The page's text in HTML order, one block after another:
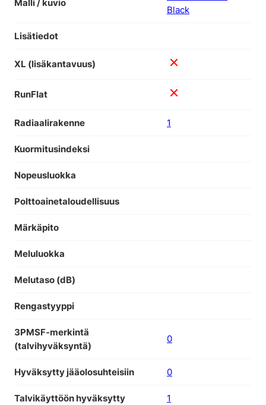
Malli / kuvio
Black
Lisätiedot
XL (lisäkantavuus)
RunFlat
Radiaalirakenne 1
Kuormitusindeksi
Nopeusluokka
Polttoainetaloudellisuus
Märkäpito
Meluluokka
Melutaso (dB)
Rengastyyppi
3PMSF-merkintä
(talvihyväksyntä)
0
Hyväksytty jääolosuhteisiin 0
Talvikäyttöön hyväksytty 1